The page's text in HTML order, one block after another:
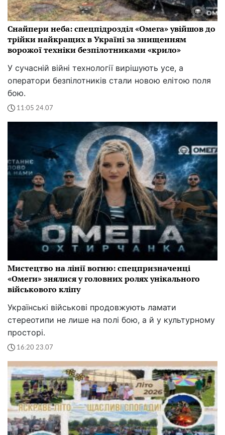
Снайпери неба: спецпідрозділ «Омега» увійшов до
трійки найкращих в Україні за знищенням
ворожої техніки безпілотниками «крило»
У сучасній війні технології вирішують усе, а
оператори безпілотників стали новою елітою поля
бою.
11:05 24.07
Мистецтво на лінії вогню: спецпризначенці
«Омеги» знялися у головних ролях унікального
військового кліпу
Українські військові продовжують ламати
стереотипи не лише на полі бою, а й у культурному
просторі.
16:20 23.07